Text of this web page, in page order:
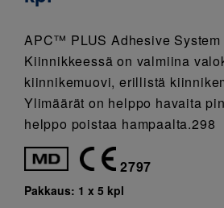
APC™ PLUS Adhesive System
Kiinnikkeessä on valmiina
kiinnikemuovi, erillistä
Ylimäärät on helppo havaita
helppo poistaa hampaalta.298
2797
Pakkaus: 1 x 5 kpl